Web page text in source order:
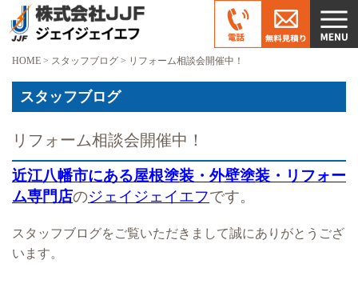
HOME > スタッフブログ > リフォーム相談会開催中！
スタッフブログ
リフォーム相談会開催中！
近江八幡市にある屋根塗装・外壁塗装・リフォー
ム専門店のジェイジェイエフです。
スタッフブログをご覧いただきまして誠にありがとうござ
います。